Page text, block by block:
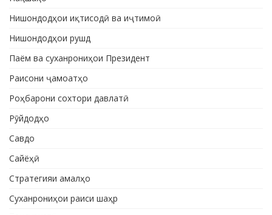
Нишондодҳои иқтисодӣ ва иҷтимоӣ
Нишондодҳои рушд
Паём ва суханрониҳои Президент
Раисони ҷамоатҳо
Роҳбарони сохтори давлатӣ
Рӯйдодҳо
Савдо
Сайёҳӣ
Стратегияи амалҳо
Суханрониҳои раиси шаҳр